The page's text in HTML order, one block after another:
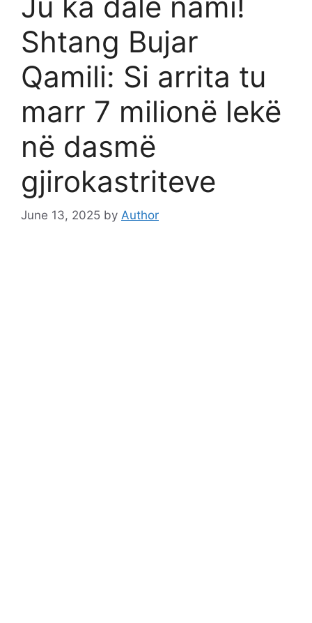
Shtang Bujar
Qamili: Si arrita tu
marr 7 milionë lekë
në dasmë
gjirokastriteve
June 13, 2025 by Author